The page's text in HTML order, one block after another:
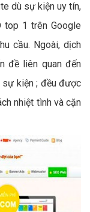
dù sự kiện uy tín,
top 1 trên Google
cầu. Ngoài, dịch
đề liên quan đến
sự kiện ; đều được
nhiệt tình và cặn